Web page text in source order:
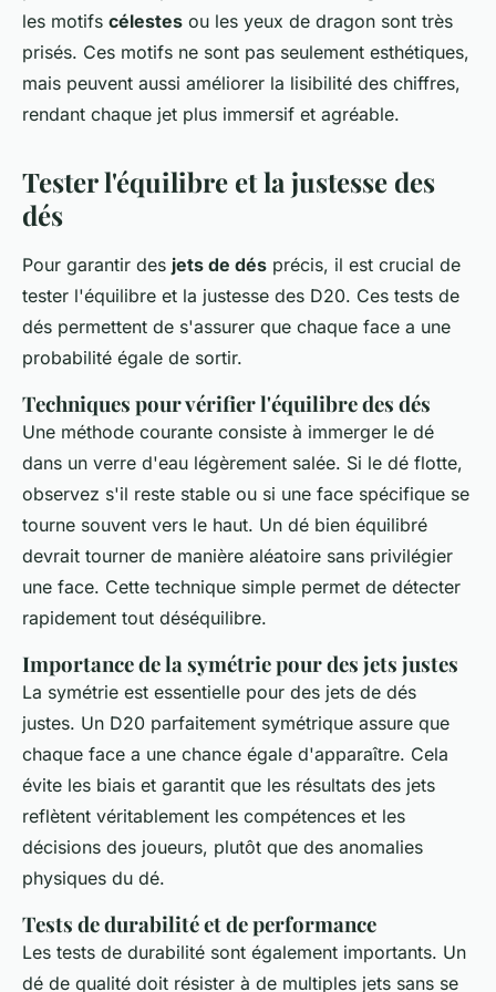
les motifs célestes ou les yeux de dragon sont très
prisés. Ces motifs ne sont pas seulement esthétiques,
mais peuvent aussi améliorer la lisibilité des chiffres,
rendant chaque jet plus immersif et agréable.
Tester l'équilibre et la justesse des
dés
Pour garantir des jets de dés précis, il est crucial de
tester l'équilibre et la justesse des D20. Ces tests de
dés permettent de s'assurer que chaque face a une
probabilité égale de sortir.
Techniques pour vérifier l'équilibre des dés
Une méthode courante consiste à immerger le dé
dans un verre d'eau légèrement salée. Si le dé flotte,
observez s'il reste stable ou si une face spécifique se
tourne souvent vers le haut. Un dé bien équilibré
devrait tourner de manière aléatoire sans privilégier
une face. Cette technique simple permet de détecter
rapidement tout déséquilibre.
Importance de la symétrie pour des jets justes
La symétrie est essentielle pour des jets de dés
justes. Un D20 parfaitement symétrique assure que
chaque face a une chance égale d'apparaître. Cela
évite les biais et garantit que les résultats des jets
reflètent véritablement les compétences et les
décisions des joueurs, plutôt que des anomalies
physiques du dé.
Tests de durabilité et de performance
Les tests de durabilité sont également importants. Un
dé de qualité doit résister à de multiples jets sans se